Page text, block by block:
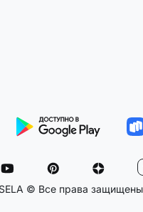
© Все права